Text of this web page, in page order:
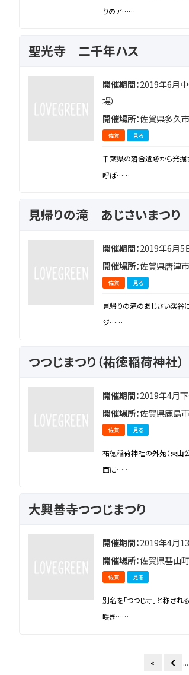
りのア……
聖光寺 二千年ハス
開催期間：2019年6月
場）
開催場所：佐賀県多久
佐賀 見る
千葉県の落合遺跡から発掘
呼ば……
見帰りの滝 あじさいまつり
開催期間：2019年6月5
開催場所：佐賀県唐津
佐賀 見る
見帰りの滝のあじさい渓谷
ジ……
つつじまつり（祐徳稲荷神社）
開催期間：2019年4月
開催場所：佐賀県鹿島
佐賀 見る
祐徳稲荷神社の外苑（東山
面に……
大興善寺つつじまつり
開催期間：2019年4月
開催場所：佐賀県基山
佐賀 見る
別名を「つつじ寺」と称さ
咲き……
« ...